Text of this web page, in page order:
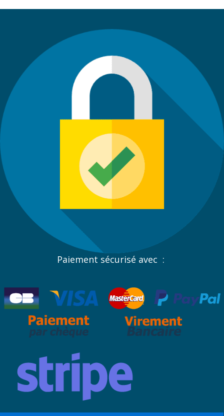
Paiement sécurisé avec :